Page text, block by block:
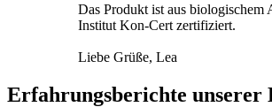
Das Produkt ist aus biologischem
Institut Kon-Cert zertifiziert.
Liebe Grüße, Lea
Erfahrungsberichte unserer